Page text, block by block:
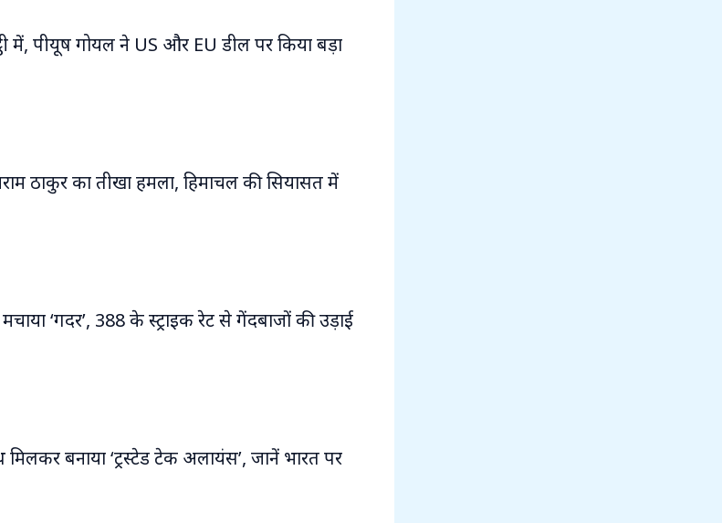
में, पीयूष गोयल ने US और EU डील पर किया बड़ा
ठाकुर का तीखा हमला, हिमाचल की सियासत में
‘गदर’, 388 के स्ट्राइक रेट से गेंदबाजों की उड़ाई
बनाया ‘ट्रस्टेड टेक अलायंस’, जानें भारत पर